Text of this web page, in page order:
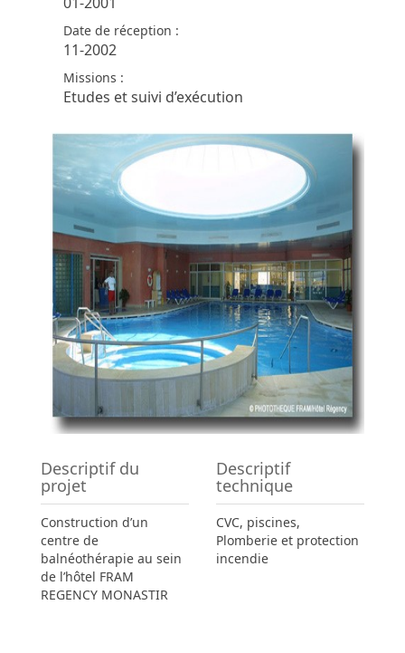
Date de réception :
11-2002
Missions :
Etudes et suivi d’exécution
Descriptif du
projet
Construction d’un
centre de
balnéothérapie au sein
de l’hôtel FRAM
REGENCY MONASTIR
Descriptif
technique
CVC, piscines,
Plomberie et protection
incendie